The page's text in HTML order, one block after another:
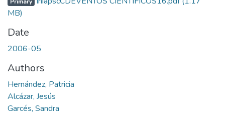
MB)
Date
2006-05
Authors
Hernández, Patricia
Alcázar, Jesús
Garcés, Sandra